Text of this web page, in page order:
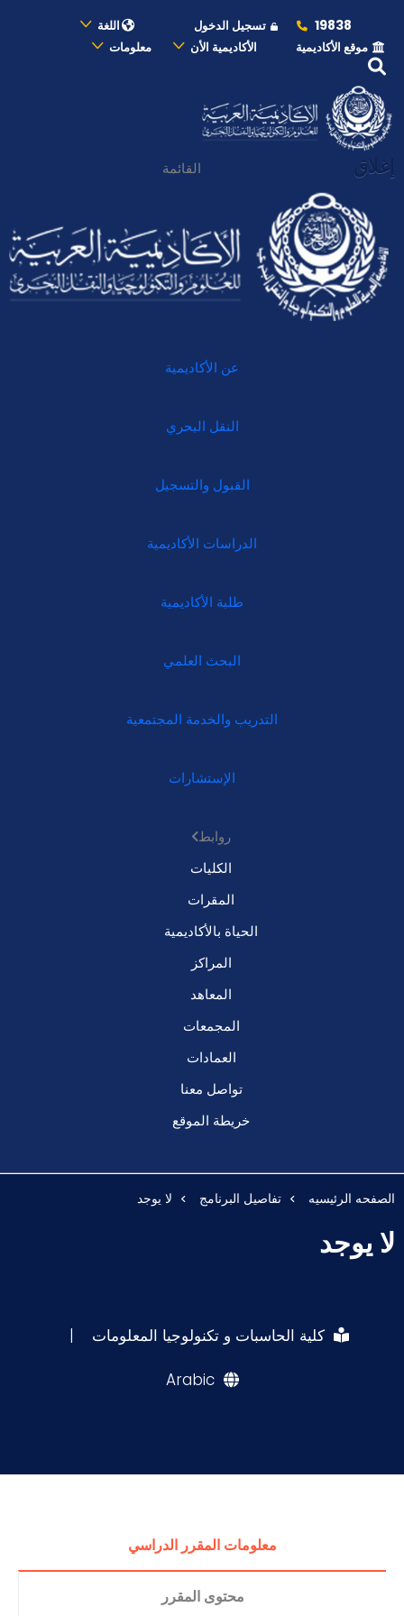
19838 تسجيل الدخول
اللغة
موقع الأكاديمية
الأكاديمية الأن معلومات
إغلاق القائمة
عن الأكاديمية
النقل البحري
القبول والتسجيل
الدراسات الأكاديمية
طلبة الأكاديمية
البحث العلمي
التدريب والخدمة المجتمعية
الإستشارات
روابط
الكليات
المقرات
الحياة بالأكاديمية
المراكز
المعاهد
المجمعات
العمادات
تواصل معنا
خريطة الموقع
الصفحه الرئيسيه تفاصيل البرنامج لا يوجد
لا يوجد
كلية الحاسبات و تكنولوجيا المعلومات |
Arabic
معلومات المقرر الدراسي
محتوى المقرر